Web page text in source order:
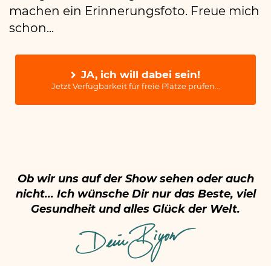
machen ein Erinnerungsfoto. Freue mich
schon...
JA, ich will dabei sein!
Jetzt Verfügbarkeit für freie Plätze prüfen...
Ob wir uns auf der Show sehen oder auch
nicht... Ich wünsche Dir nur das Beste, viel
Gesundheit und alles Glück der Welt.